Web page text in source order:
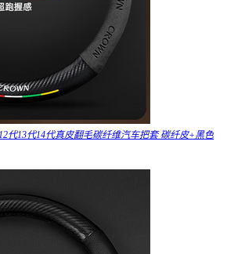
代13代14代真皮翻毛碳纤维汽车把套 碳纤皮+黑色